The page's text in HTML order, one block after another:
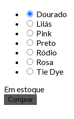
Dourado
Lilás
Pink
Preto
Ródio
Rosa
Tie Dye
Em estoque
Comprar